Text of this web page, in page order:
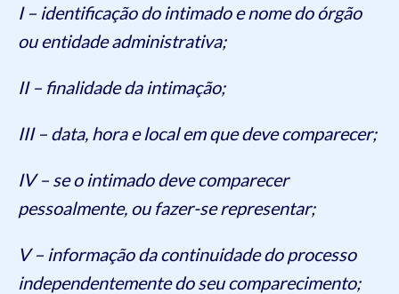
I – identificação do intimado e nome do órgão
ou entidade administrativa;
II – finalidade da intimação;
III – data, hora e local em que deve comparecer;
IV – se o intimado deve comparecer
pessoalmente, ou fazer-se representar;
V – informação da continuidade do processo
independentemente do seu comparecimento;